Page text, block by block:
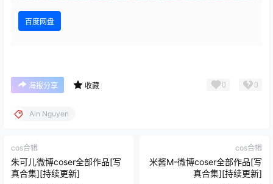
百度网盘
海报分享 收藏 0 0
Ain Nguyen
cos合辑
朱可儿微博coser全部作品[写
真合集][持续更新]
cos合辑
米酱M-微博coser全部作品[写
真合集][持续更新]